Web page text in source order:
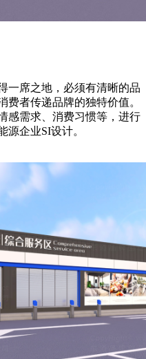
一席之地，必须有清晰的品
费者传递品牌的独特价值。
感需求、消费习惯等，进行
源企业SI设计。